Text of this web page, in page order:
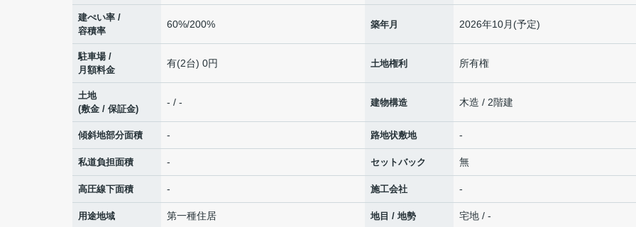
建ぺい率 /
容積率
60%/200% 築年月 2026年10月(予定)
駐車場 /
月額料金
有(2台) 0円 土地権利 所有権
土地
(敷金 / 保証金)
- / - 建物構造 木造 / 2階建
傾斜地部分面積 - 路地状敷地 -
私道負担面積 - セットバック 無
高圧線下面積 - 施工会社 -
用途地域 第一種住居 地目 / 地勢 宅地 / -